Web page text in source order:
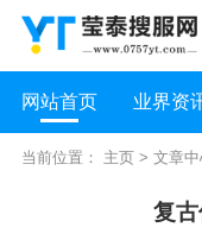
网站首页 业界资
当前位置： 主页> 文章
复